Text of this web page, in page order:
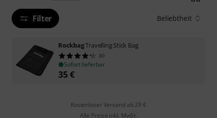
Filter Beliebtheit
RockbagTravelling Stick Bag
80
Sofort lieferbar
35€
Kostenloser Versand ab 29 €
Alle Preise inkl. MwSt.